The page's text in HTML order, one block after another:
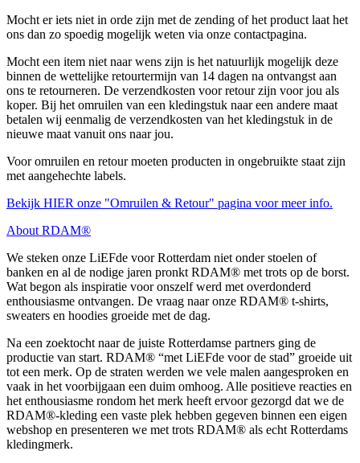
Mocht er iets niet in orde zijn met de zending of het product laat het
ons dan zo spoedig mogelijk weten via onze contactpagina.
Mocht een item niet naar wens zijn is het natuurlijk mogelijk deze
binnen de wettelijke retourtermijn van 14 dagen na ontvangst aan
ons te retourneren. De verzendkosten voor retour zijn voor jou als
koper. Bij het omruilen van een kledingstuk naar een andere maat
betalen wij eenmalig de verzendkosten van het kledingstuk in de
nieuwe maat vanuit ons naar jou.
Voor omruilen en retour moeten producten in ongebruikte staat zijn
met aangehechte labels.
Bekijk HIER onze "Omruilen & Retour" pagina voor meer info.
About RDAM®
We steken onze LiEFde voor Rotterdam niet onder stoelen of
banken en al de nodige jaren pronkt RDAM® met trots op de borst.
Wat begon als inspiratie voor onszelf werd met overdonderd
enthousiasme ontvangen. De vraag naar onze RDAM® t-shirts,
sweaters en hoodies groeide met de dag.
Na een zoektocht naar de juiste Rotterdamse partners ging de
productie van start. RDAM® “met LiEFde voor de stad” groeide uit
tot een merk. Op de straten werden we vele malen aangesproken en
vaak in het voorbijgaan een duim omhoog. Alle positieve reacties en
het enthousiasme rondom het merk heeft ervoor gezorgd dat we de
RDAM®-kleding een vaste plek hebben gegeven binnen een eigen
webshop en presenteren we met trots RDAM® als echt Rotterdams
kledingmerk.